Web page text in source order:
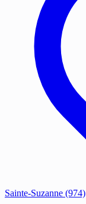
Sainte-Suzanne (974)